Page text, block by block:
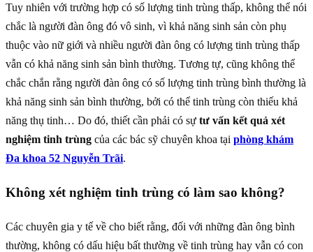
Tuy nhiên với trường hợp có số lượng tinh trùng thấp, không thể nói
chắc là người đàn ông đó vô sinh, vì khả năng sinh sản còn phụ
thuộc vào nữ giới và nhiều người đàn ông có lượng tinh trùng thấp
vẫn có khả năng sinh sản bình thường. Tương tự, cũng không thể
chắc chắn rằng người đàn ông có số lượng tinh trùng bình thường là
khả năng sinh sản bình thường, bởi có thể tinh trùng còn thiếu khả
năng thụ tinh… Do đó, thiết cần phải có sự tư vấn kết quả xét
nghiệm tinh trùng của các bác sỹ chuyên khoa tại phòng khám
Đa khoa 52 Nguyễn Trãi.
Không xét nghiệm tinh trùng có làm sao không?
Các chuyên gia y tế về cho biết rằng, đối với những đàn ông bình
thường, không có dấu hiệu bất thường về tinh trùng hay vẫn có con